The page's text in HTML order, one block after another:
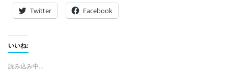
Twitter Facebook
いいね:
読み込み中…